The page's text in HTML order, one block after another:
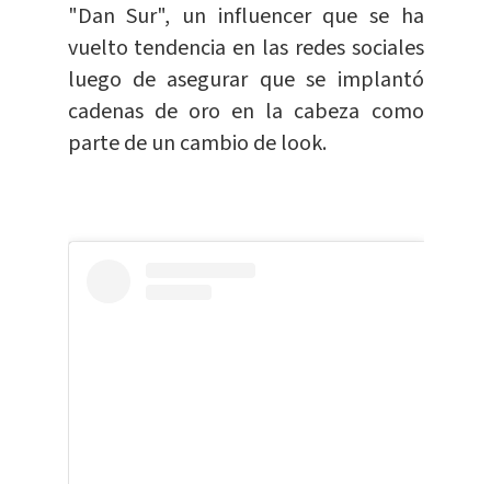
"Dan Sur", un influencer que se ha
vuelto tendencia en las redes sociales
luego de asegurar que se implantó
cadenas de oro en la cabeza como
parte de un cambio de look.